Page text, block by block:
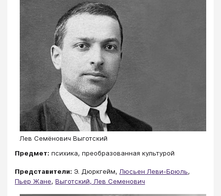
Лев Семёнович Выготский
Предмет: психика, преобразованная культурой
Представители: Э. Дюркгейм, Люсьен Леви-Брюль,
Пьер Жане, Выготский, Лев Семенович